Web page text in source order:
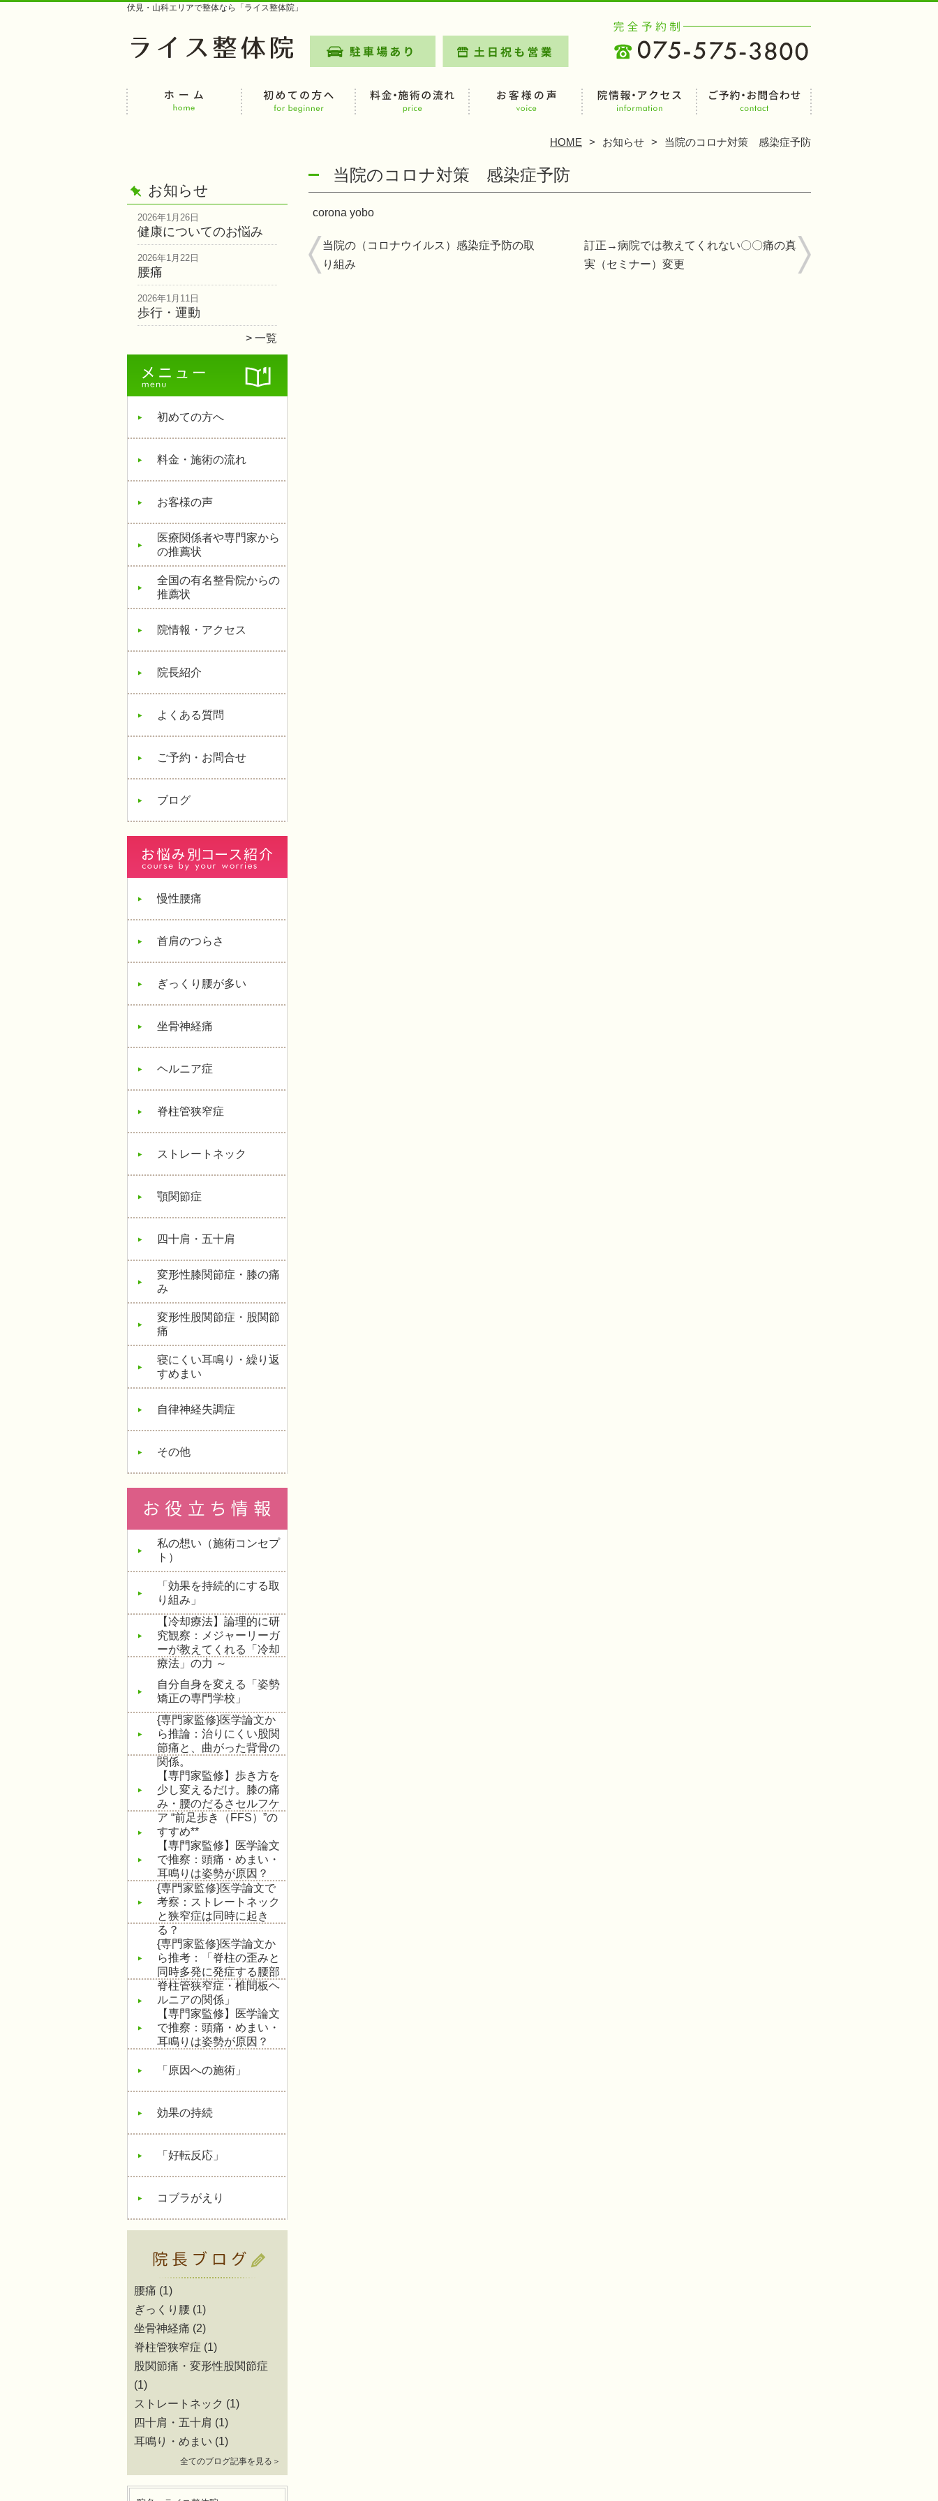
伏見・山科エリアで整体なら「ライス整体院」
HOME お知らせ 当院のコロナ対策 感染症予防
お知らせ
2026年1月26日
健康についてのお悩み
2026年1月22日
腰痛
2026年1月11日
歩行・運動
一覧
初めての方へ
料金・施術の流れ
お客様の声
医療関係者や専門家から
の推薦状
全国の有名整骨院からの
推薦状
院情報・アクセス
院長紹介
よくある質問
ご予約・お問合せ
ブログ
慢性腰痛
首肩のつらさ
ぎっくり腰が多い
坐骨神経痛
ヘルニア症
脊柱管狭窄症
ストレートネック
顎関節症
四十肩・五十肩
変形性膝関節症・膝の痛
み
変形性股関節症・股関節
痛
寝にくい耳鳴り・繰り返
すめまい
自律神経失調症
その他
私の想い（施術コンセプ
ト）
「効果を持続的にする取
り組み」
【冷却療法】論理的に研
究観察：メジャーリーガ
ーが教えてくれる「冷却
療法」の力 ～
自分自身を変える「姿勢
矯正の専門学校」
{専門家監修}医学論文か
ら推論：治りにくい股関
節痛と、曲がった背骨の
関係。
【専門家監修】歩き方を
少し変えるだけ。膝の痛
み・腰のだるさセルフケ
ア “前足歩き（FFS）”の
すすめ**
【専門家監修】医学論文
で推察：頭痛・めまい・
耳鳴りは姿勢が原因？
{専門家監修}医学論文で
考察：ストレートネック
と狭窄症は同時に起き
る？
{専門家監修}医学論文か
ら推考：「脊柱の歪みと
同時多発に発症する腰部
脊柱管狭窄症・椎間板ヘ
ルニアの関係」
【専門家監修】医学論文
で推察：頭痛・めまい・
耳鳴りは姿勢が原因？
「原因への施術」
効果の持続
「好転反応」
コブラがえり
腰痛 (1)
ぎっくり腰 (1)
坐骨神経痛 (2)
脊柱管狭窄症 (1)
股関節痛・変形性股関節症
(1)
ストレートネック (1)
四十肩・五十肩 (1)
耳鳴り・めまい (1)
全てのブログ記事を見る＞
当院のコロナ対策 感染症予防
corona yobo
当院の（コロナウイルス）感染症予防の取
り組み
訂正→病院では教えてくれない〇〇痛の真
実（セミナー）変更